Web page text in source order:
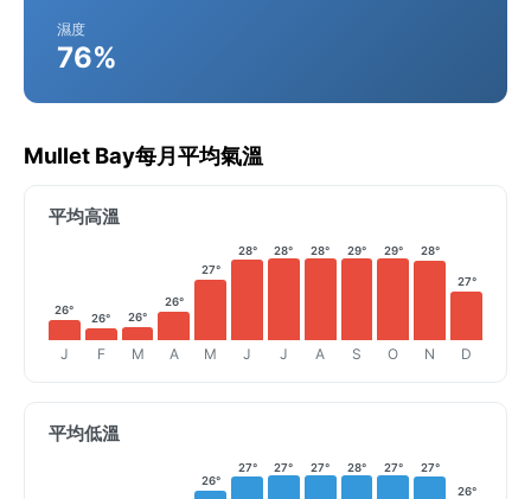
濕度
76%
Mullet Bay每月平均氣溫
平均高溫
26°
J
26°
F
26°
M
26°
A
27°
M
28°
J
28°
J
28°
A
29°
S
29°
O
28°
N
27°
D
平均低溫
26°
27° 27° 27° 28° 27° 27°
26°